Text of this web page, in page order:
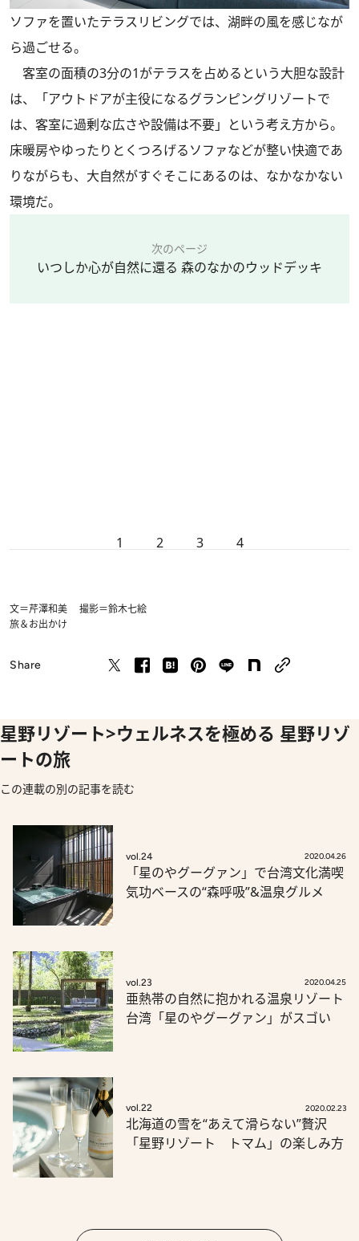
ソファを置いたテラスリビングでは、湖畔の風を感じなが
ら過ごせる。
客室の面積の3分の1がテラスを占めるという大胆な設計
は、「アウトドアが主役になるグランピングリゾートで
は、客室に過剰な広さや設備は不要」という考え方から。
床暖房やゆったりとくつろげるソファなどが整い快適であ
りながらも、大自然がすぐそこにあるのは、なかなかない
環境だ。
次のページ
いつしか心が自然に還る 森のなかのウッドデッキ
1 2 3 4
文＝芹澤和美 撮影＝鈴木七絵
旅＆お出かけ
Share
星野リゾート>ウェルネスを極める 星野リゾ
ートの旅
この連載の別の記事を読む
vol.24 2020.04.26
「星のやグーグァン」で台湾文化満喫
気功ベースの“森呼吸”&温泉グルメ
vol.23 2020.04.25
亜熱帯の自然に抱かれる温泉リゾート
台湾「星のやグーグァン」がスゴい
vol.22 2020.02.23
北海道の雪を“あえて滑らない”贅沢
「星野リゾート トマム」の楽しみ方